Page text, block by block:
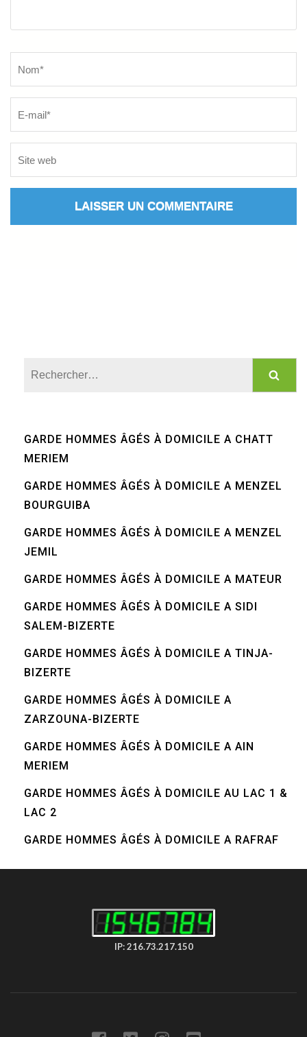
GARDE HOMMES ÂGÉS À DOMICILE A CHATT
MERIEM
GARDE HOMMES ÂGÉS À DOMICILE A MENZEL
BOURGUIBA
GARDE HOMMES ÂGÉS À DOMICILE A MENZEL
JEMIL
GARDE HOMMES ÂGÉS À DOMICILE A MATEUR
GARDE HOMMES ÂGÉS À DOMICILE A SIDI
SALEM-BIZERTE
GARDE HOMMES ÂGÉS À DOMICILE A TINJA-
BIZERTE
GARDE HOMMES ÂGÉS À DOMICILE A
ZARZOUNA-BIZERTE
GARDE HOMMES ÂGÉS À DOMICILE A AIN
MERIEM
GARDE HOMMES ÂGÉS À DOMICILE AU LAC 1 &
LAC 2
GARDE HOMMES ÂGÉS À DOMICILE A RAFRAF
IP: 216.73.217.150